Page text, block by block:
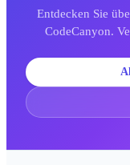
Entdecken Sie
CodeCanyon.